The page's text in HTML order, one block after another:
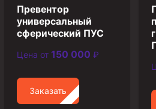
Муфта ОТТГ 146
Муфта ОТТГ 127
Муфта ОТТГ 114
Буровое оборудование
Фонтанная и запорная арматура
Превентор
универсальный
сферический ПУС
Цена от 150 000 ₽
Заказать